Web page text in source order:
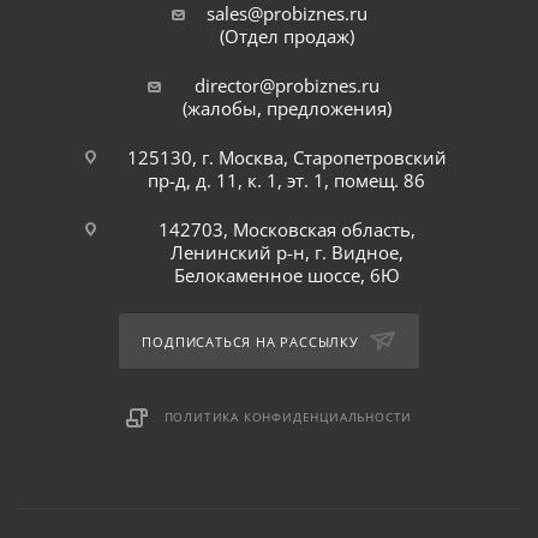
sales@probiznes.ru
(Отдел продаж)
director@probiznes.ru
(жалобы, предложения)
125130, г. Москва, Старопетровский
пр-д, д. 11, к. 1, эт. 1, помещ. 86
142703, Московская область,
Ленинский р-н, г. Видное,
Белокаменное шоссе, 6Ю
ПОДПИСАТЬСЯ НА РАССЫЛКУ
ПОЛИТИКА КОНФИДЕНЦИАЛЬНОСТИ